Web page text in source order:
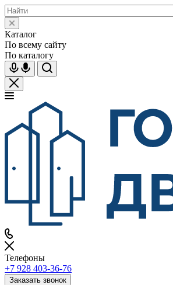
Каталог
По всему сайту
По каталогу
Телефоны
+7 928 403-36-76
Заказать звонок